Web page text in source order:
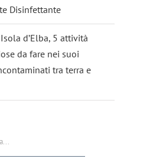
Disinfettante
Isola d’Elba, 5 attività
da fare nei suoi
tra terra e